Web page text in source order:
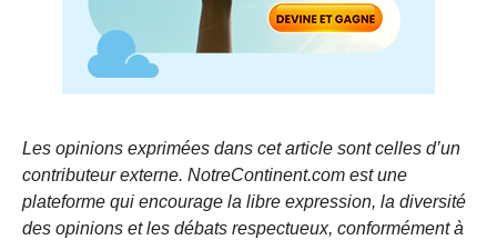
Les opinions exprimées dans cet article sont celles d’un
contributeur externe. NotreContinent.com est une
plateforme qui encourage la libre expression, la diversité
des opinions et les débats respectueux, conformément à